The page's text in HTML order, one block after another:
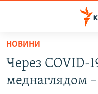
Перейти
основного
матеріалу
ВОДА.КРИМ
НОВИНИ
Через COVID-
меднаглядом